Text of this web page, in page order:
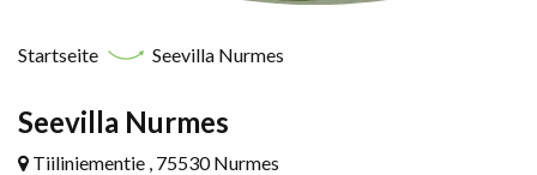
Startseite Seevilla Nurmes
Seevilla Nurmes
Tiiliniementie , 75530 Nurmes